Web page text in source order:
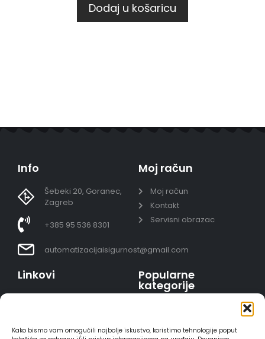
Kako bismo vam omogućili najbolje iskustvo, koristimo tehnologije poput
Dodaj u košaricu
Info
Šebeki 20, Goranec,
Zagreb
+385 95 536 8301
automatizacijaisigurnost@gmail.com
Moj račun
Moj račun
Kontakt
Servisni obrazac
Linkovi
Sigurno plaćanje
Popularne
kategorije
Video nadzor - kompleti